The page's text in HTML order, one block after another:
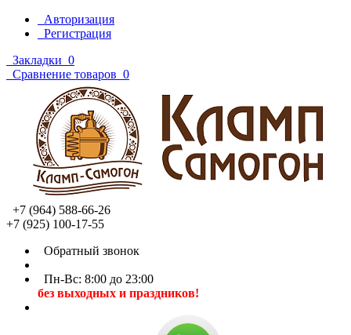
Авторизация
Регистрация
Закладки 0
Сравнение товаров 0
+7 (964) 588-66-26
+7 (925) 100-17-55
Обратный звонок
Пн-Вс: 8:00 до 23:00
без выходных и праздников!